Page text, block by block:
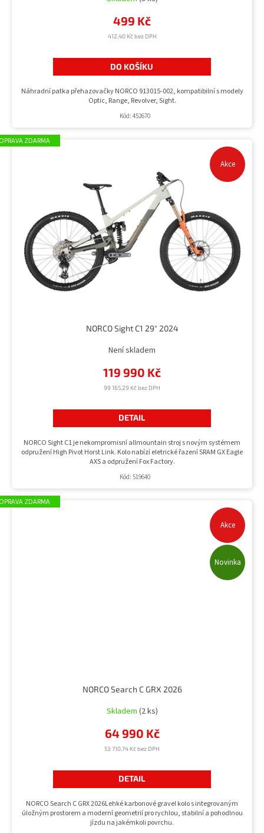
412,40 Kč bez DPH
499 Kč
DO KOŠÍKU
Náhradní patka přehazovačky NORCO 913015-002, kompatibilní s modely
Optic, Range, Revolver, Sight.
Kód: 452670
Akce
ZDARMA
NORCO Sight C1 29" 2024
Není skladem
99 165,29 Kč bez DPH
119 990 Kč
DETAIL
NORCO Sight C1 je nekompromisní allmountain stroj s novým systémem
odpružení High Pivot Horst Link. Kolo nabízí eletrické řazení SRAM GX Eagle
AXS a odpružení Fox Factory.
Kód: 519640
Akce
Novinka
ZDARMA
NORCO Search C GRX 2026
Skladem (2 ks)
53 710,74 Kč bez DPH
64 990 Kč
DETAIL
NORCO Search C GRX 2026Lehké karbonové gravel kolo s integrovaným
úložným prostorem a moderní geometrií pro rychlou, stabilní a pohodlnou
jízdu na jakémkoli povrchu.